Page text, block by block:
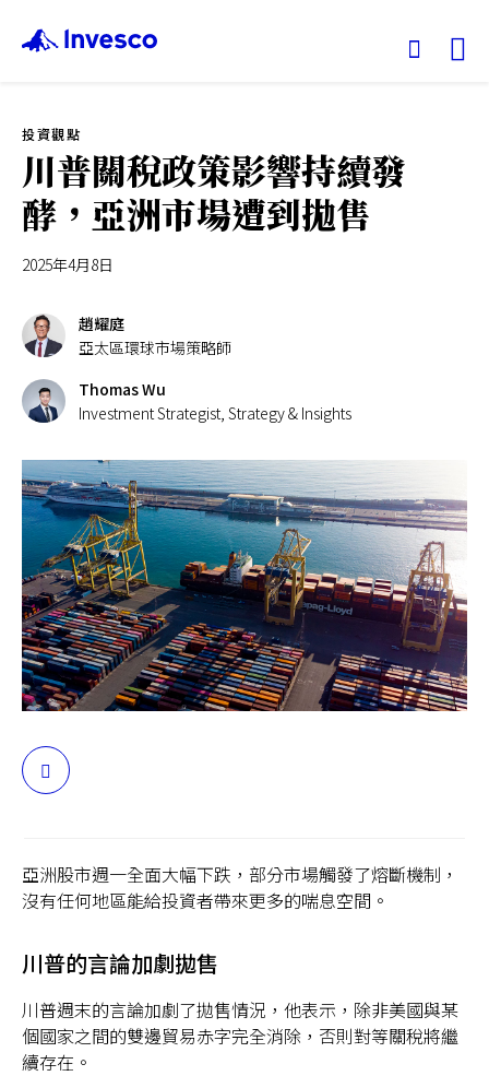
我們的基金
投資觀點
服務中心
永續專區
關於景順
台灣
聯絡我們
投資觀點
川普關稅政策影響持續發
酵，亞洲市場遭到拋售
2025年4月8日
趙耀庭
亞太區環球市場策略師
Thomas Wu
Investment Strategist, Strategy & Insights
分
亞洲股市週一全面大幅下跌，部分市場觸發了熔斷機制，
沒有任何地區能給投資者帶來更多的喘息空間。
川普的言論加劇拋售
川普週末的言論加劇了拋售情況，他表示，除非美國與某
個國家之間的雙邊貿易赤字完全消除，否則對等關稅將繼
續存在。